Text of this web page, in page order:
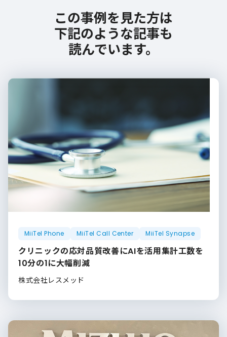
この事例を見た方は
下記のような記事も
読んでいます。
MiiTel Phone MiiTel Call Center MiiTel Synapse
クリニックの応対品質改善にAIを活用集計工数を
10分の1に大幅削減
株式会社レスメッド